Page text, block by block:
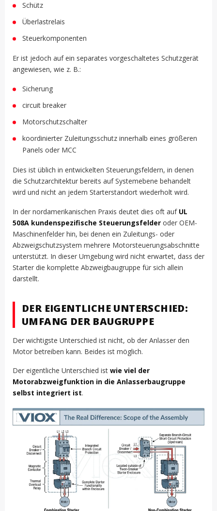
Schütz
Überlastrelais
Steuerkomponenten
Er ist jedoch auf ein separates vorgeschaltetes Schutzgerät
angewiesen, wie z. B.:
Sicherung
circuit breaker
Motorschutzschalter
koordinierter Zuleitungsschutz innerhalb eines größeren
Panels oder MCC
Dies ist üblich in entwickelten Steuerungsfeldern, in denen
die Schutzarchitektur bereits auf Systemebene behandelt
wird und nicht an jedem Starterstandort wiederholt wird.
In der nordamerikanischen Praxis deutet dies oft auf UL
508A kundenspezifische Steuerungsfelder oder OEM-
Maschinenfelder hin, bei denen ein Zuleitungs- oder
Abzweigschutzsystem mehrere Motorsteuerungsabschnitte
unterstützt. In dieser Umgebung wird nicht erwartet, dass der
Starter die komplette Abzweigbaugruppe für sich allein
darstellt.
DER EIGENTLICHE UNTERSCHIED:
UMFANG DER BAUGRUPPE
Der wichtigste Unterschied ist nicht, ob der Anlasser den
Motor betreiben kann. Beides ist möglich.
Der eigentliche Unterschied ist wie viel der
Motorabzweigfunktion in die Anlasserbaugruppe
selbst integriert ist.